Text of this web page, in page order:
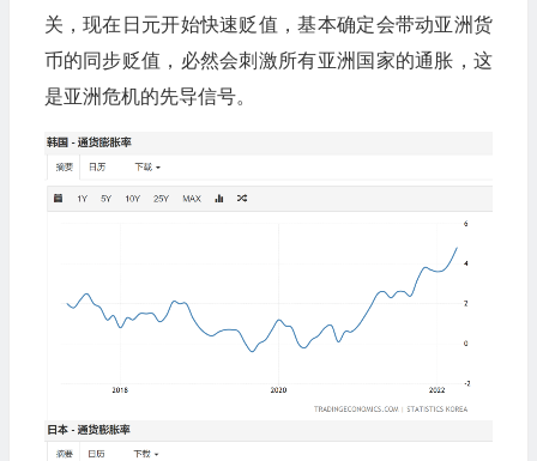
关，现在日元开始快速贬值，基本确定会带动亚洲货
币的同步贬值，必然会刺激所有亚洲国家的通胀，这
是亚洲危机的先导信号。